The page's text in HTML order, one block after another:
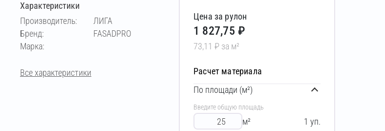
Характеристики
Производитель:
ЛИГА
Бренд:
FASADPRO
Марка:
Все характеристики
Цена за рулон
1 827,75 ₽
73,11 ₽ за м²
Расчет материала
По площади (м²)
Введите общую площадь
м² 1 уп.